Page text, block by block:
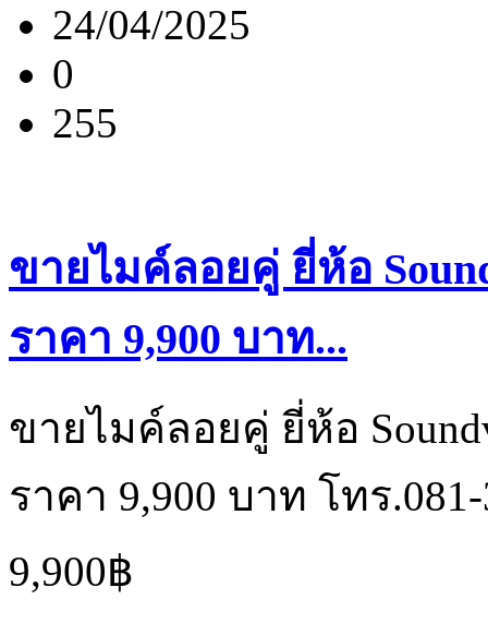
24/04/2025
0
255
ขายไมค์ลอยคู่ ยี่ห้อ
ราคา 9,900 บาท...
ขายไมค์ลอยคู่ ยี่ห้อ
ราคา 9,900 บาท โทร.081-
9,900฿